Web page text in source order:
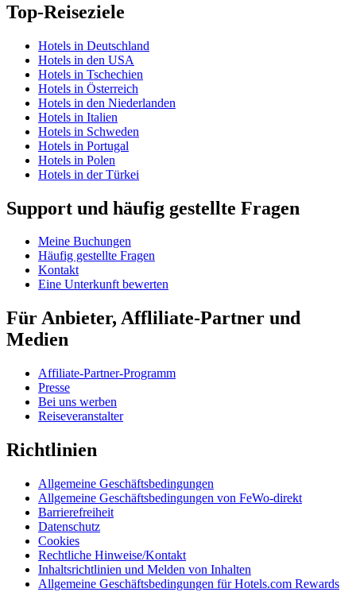
Top-Reiseziele
Hotels in Deutschland
Hotels in den USA
Hotels in Tschechien
Hotels in Österreich
Hotels in den Niederlanden
Hotels in Italien
Hotels in Schweden
Hotels in Portugal
Hotels in Polen
Hotels in der Türkei
Support und häufig gestellte Fragen
Meine Buchungen
Häufig gestellte Fragen
Kontakt
Eine Unterkunft bewerten
Für Anbieter, Affliliate-Partner und
Medien
Affiliate-Partner-Programm
Presse
Bei uns werben
Reiseveranstalter
Richtlinien
Allgemeine Geschäftsbedingungen
Allgemeine Geschäftsbedingungen von FeWo-direkt
Barrierefreiheit
Datenschutz
Cookies
Rechtliche Hinweise/Kontakt
Inhaltsrichtlinien und Melden von Inhalten
Allgemeine Geschäftsbedingungen für Hotels.com Rewards